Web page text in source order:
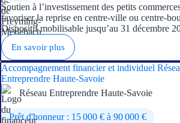
Soutien à l’investissement des petits
favoriser la reprise en centre-ville ou centre-
Dispositif mobilisable jusqu’au 31 décembre
En savoir plus
Accompagnement financier et individuel
Entreprendre Haute-Savoie
Réseau Entreprendre Haute-Savoie
Prêt d'honneur : 15 000 € à 90 000 €